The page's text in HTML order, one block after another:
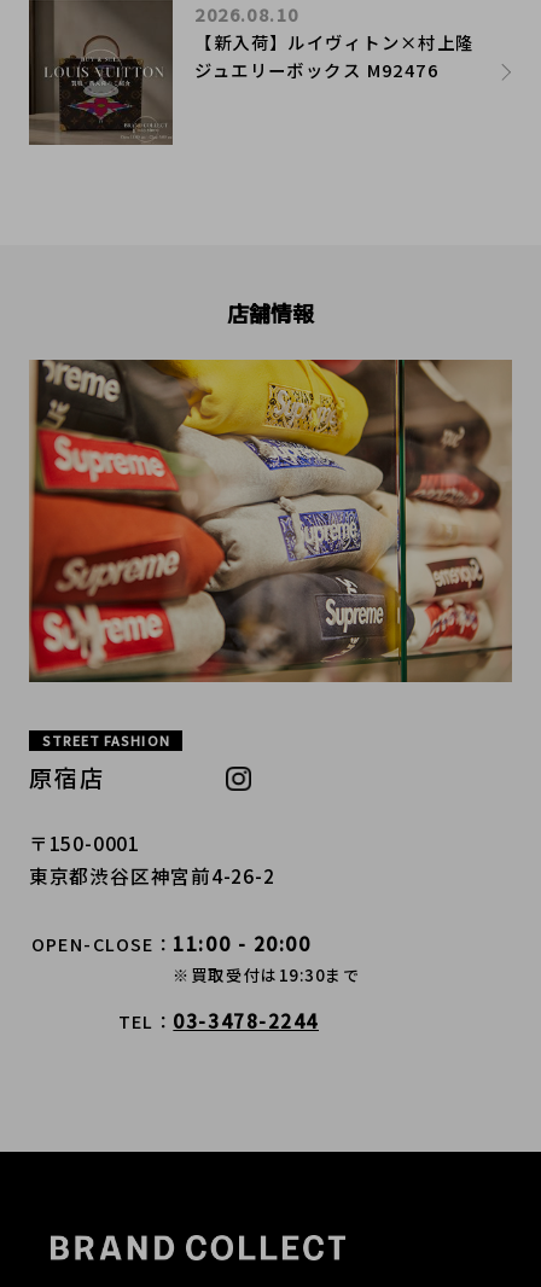
【新入荷】ルイヴィトン×村上隆
ジュエリーボックス M92476
2026.08.10
店舗情報
STREET FASHION
原宿店
〒150-0001
東京都渋谷区神宮前4-26-2
OPEN-CLOSE 11:00 - 20:00
※買取受付は19:30まで
TEL 03-3478-2244